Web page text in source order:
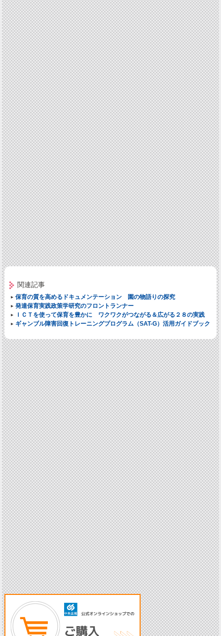
関連記事
保育の質を高めるドキュメンテーション 園の物語りの探究
発達保育実践政策学研究のフロントランナー
ＩＣＴを使って保育を豊かに ワクワクがつながる＆広がる２８の実践
ギャンブル障害回復トレーニングプログラム（SAT-G）活用ガイドブック